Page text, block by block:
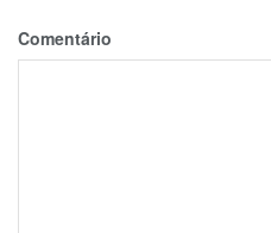
Comentário